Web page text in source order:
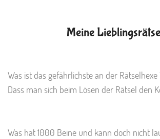
Meine Lieblingsrätse
Was ist das gefährlichste an der Rätselhexe
Dass man sich beim Lösen der Rätsel den
Was hat 1000 Beine und kann doch nicht